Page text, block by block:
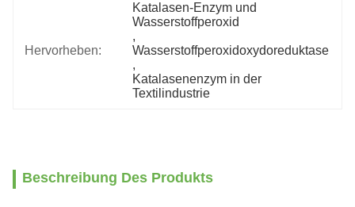
Hervorheben:
Katalasen-Enzym und
Wasserstoffperoxid
,
Wasserstoffperoxidoxydoreduktase
,
Katalasenenzym in der
Textilindustrie
Beschreibung Des Produkts